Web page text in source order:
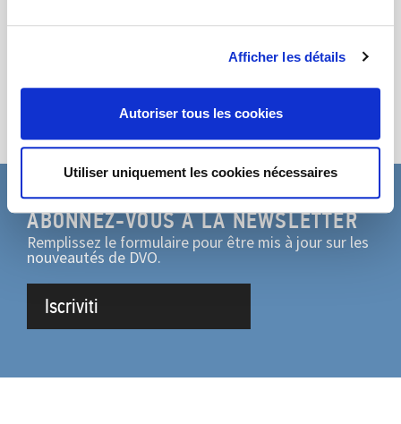
Afficher les détails
Autoriser tous les cookies
Utiliser uniquement les cookies nécessaires
ABONNEZ-VOUS À LA NEWSLETTER
Remplissez le formulaire pour être mis à jour sur les
nouveautés de DVO.
Iscriviti